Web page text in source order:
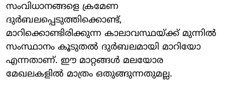
സംവിധാനങ്ങളെ ക്രമേണ
ദുർബലപ്പെടുത്തിക്കൊണ്ട്,
മാറിക്കൊണ്ടിരിക്കുന്ന കാലാവസ്ഥയ്ക്ക് മുന്നിൽ
സംസ്ഥാനം കൂടുതൽ ദുർബലമായി മാറിയോ
എന്നതാണ്. ഈ മാറ്റങ്ങൾ മലയോര
മേഖലകളിൽ മാത്രം ഒതുങ്ങുന്നതുമല്ല.